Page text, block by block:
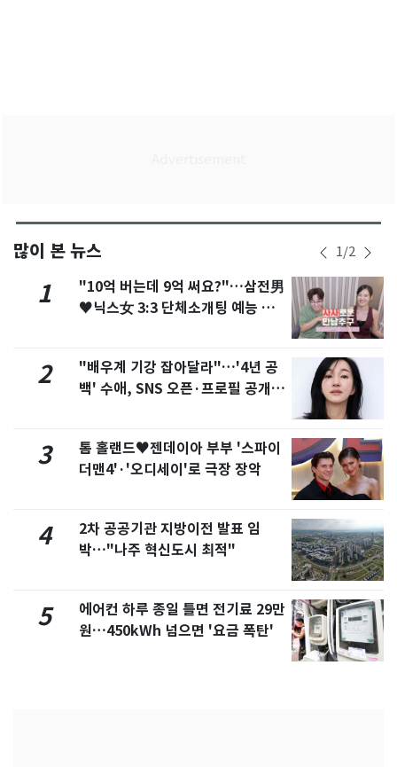
많이 본 뉴스 1/2
1
"10억 버는데 9억 써요?"…삼전男
♥닉스女 3:3 단체소개팅 예능 화
2
"배우계 기강 잡아달라"…'4년 공
백' 수애, SNS 오픈·프로필 공개
3
톰 홀랜드♥젠데이아 부부 '스파이
더맨4'·'오디세이'로 극장 장악
4
2차 공공기관 지방이전 발표 임
박…"나주 혁신도시 최적"
5
에어컨 하루 종일 틀면 전기료 29만
원…450kWh 넘으면 '요금 폭탄'